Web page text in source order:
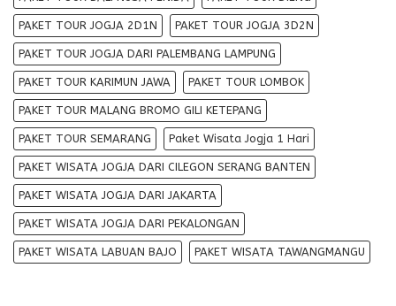
PAKET TOUR JOGJA 2D1N PAKET TOUR JOGJA 3D2N
PAKET TOUR JOGJA DARI PALEMBANG LAMPUNG
PAKET TOUR KARIMUN JAWA PAKET TOUR LOMBOK
PAKET TOUR MALANG BROMO GILI KETEPANG
PAKET TOUR SEMARANG Paket Wisata Jogja 1 Hari
PAKET WISATA JOGJA DARI CILEGON SERANG BANTEN
PAKET WISATA JOGJA DARI JAKARTA
PAKET WISATA JOGJA DARI PEKALONGAN
PAKET WISATA LABUAN BAJO PAKET WISATA TAWANGMANGU